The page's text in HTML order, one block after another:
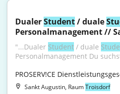
Dualer Student / duale
Personalmanagement //
"...Dualer Student / duale
Personalmanagement Du
PROSERV!CE
Sankt Augustin, RaumTroisdorf